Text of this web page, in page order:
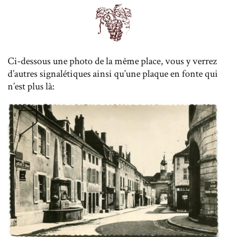
Ci-dessous une photo de la même place, vous y verrez
d’autres signalétiques ainsi qu’une plaque en fonte qui
n’est plus là: